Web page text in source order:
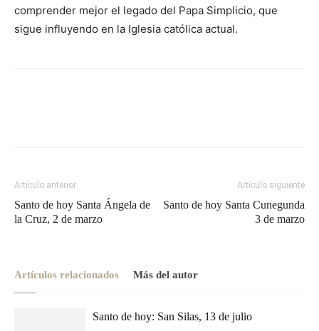
comprender mejor el legado del Papa Simplicio, que
sigue influyendo en la Iglesia católica actual.
Artículo anterior
Santo de hoy Santa Ángela de
la Cruz, 2 de marzo
Artículo siguiente
Santo de hoy Santa Cunegunda
3 de marzo
Artículos relacionados Más del autor
Santo de hoy: San Silas, 13 de julio